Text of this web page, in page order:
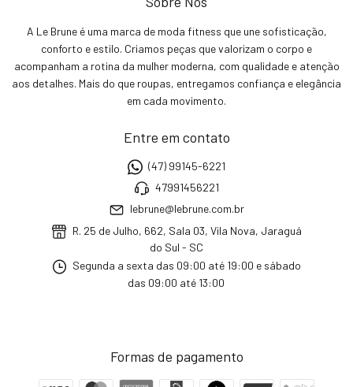
A Le Brune é uma marca de moda fitness que une sofisticação,
conforto e estilo. Criamos peças que valorizam o corpo e
acompanham a rotina da mulher moderna, com qualidade e atenção
aos detalhes. Mais do que roupas, entregamos confiança e elegância
em cada movimento.
Entre em contato
(47) 99145-6221
47991456221
lebrune@lebrune.com.br
R. 25 de Julho, 662, Sala 03, Vila Nova, Jaraguá
do Sul - SC
Segunda a sexta das 09:00 até 19:00 e sábado
das 09:00 até 13:00
Formas de pagamento